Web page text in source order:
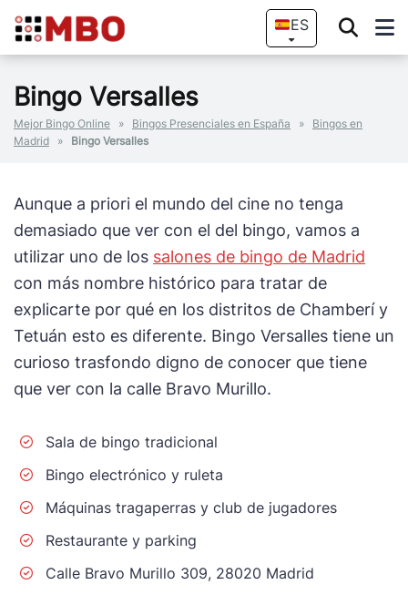
ES
Bingo Versalles
Mejor Bingo Online » Bingos Presenciales en España »
Bingos en
Madrid
» Bingo Versalles
Aunque a priori el mundo del cine no tenga
demasiado que ver con el del bingo, vamos a
utilizar uno de los salones de bingo de Madrid
con más nombre histórico para tratar de
explicarte por qué en los distritos de Chamberí y
Tetuán esto es diferente. Bingo Versalles tiene un
curioso trasfondo digno de conocer que tiene
que ver con la calle Bravo Murillo.
Sala de bingo tradicional
Bingo electrónico y ruleta
Máquinas tragaperras y club de jugadores
Restaurante y parking
Calle Bravo Murillo 309, 28020 Madrid